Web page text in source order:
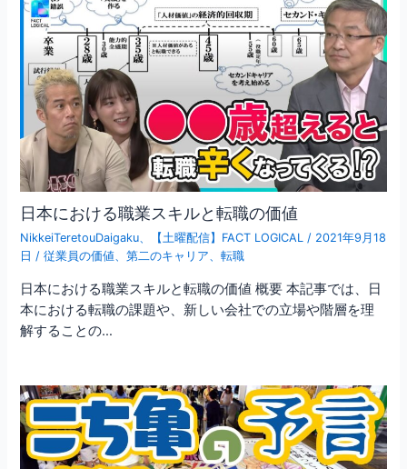
日本における職業スキルと転職の価値
NikkeiTeretouDaigaku、 【土曜配信】FACT LOGICAL / 2021年9月18
日 /従業員の価値、第二のキャリア、転職
日本における職業スキルと転職の価値 概要 本記事では、日
本における転職の課題や、新しい会社での立場や階層を理
解することの…